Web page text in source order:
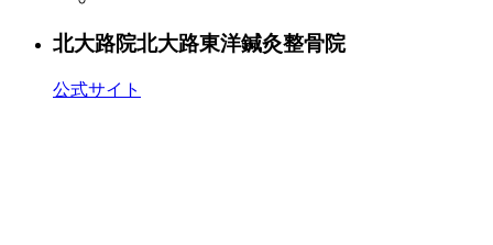
北大路院北大路東洋鍼灸整骨院
公式サイト